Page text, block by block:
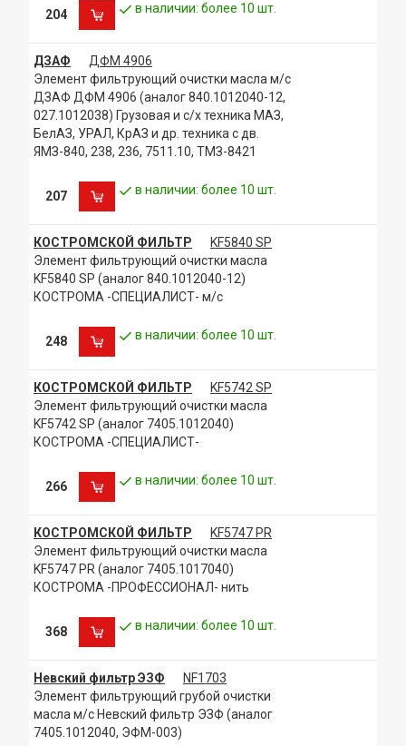
204 в наличии: более 10 шт.
ДЗАФ
ДФМ 4906
Элемент фильтрующий очистки масла м/с
ДЗАФ ДФМ 4906 (аналог 840.1012040-12,
027.1012038) Грузовая и с/х техника МАЗ,
БелАЗ, УРАЛ, КрАЗ и др. техника с дв.
ЯМЗ-840, 238, 236, 7511.10, ТМЗ-8421
207 в наличии: более 10 шт.
КОСТРОМСКОЙ ФИЛЬТР
KF5840 SP
Элемент фильтрующий очистки масла
KF5840 SP (аналог 840.1012040-12)
КОСТРОМА -СПЕЦИАЛИСТ- м/с
248 в наличии: более 10 шт.
КОСТРОМСКОЙ ФИЛЬТР
KF5742 SP
Элемент фильтрующий очистки масла
KF5742 SP (аналог 7405.1012040)
КОСТРОМА -СПЕЦИАЛИСТ-
266 в наличии: более 10 шт.
КОСТРОМСКОЙ ФИЛЬТР
KF5747 PR
Элемент фильтрующий очистки масла
KF5747 PR (аналог 7405.1017040)
КОСТРОМА -ПРОФЕССИОНАЛ- нить
368 в наличии: более 10 шт.
Невский фильтр ЭЗФ
NF1703
Элемент фильтрующий грубой очистки
масла м/с Невский фильтр ЭЗФ (аналог
7405.1012040, ЭФМ-003)